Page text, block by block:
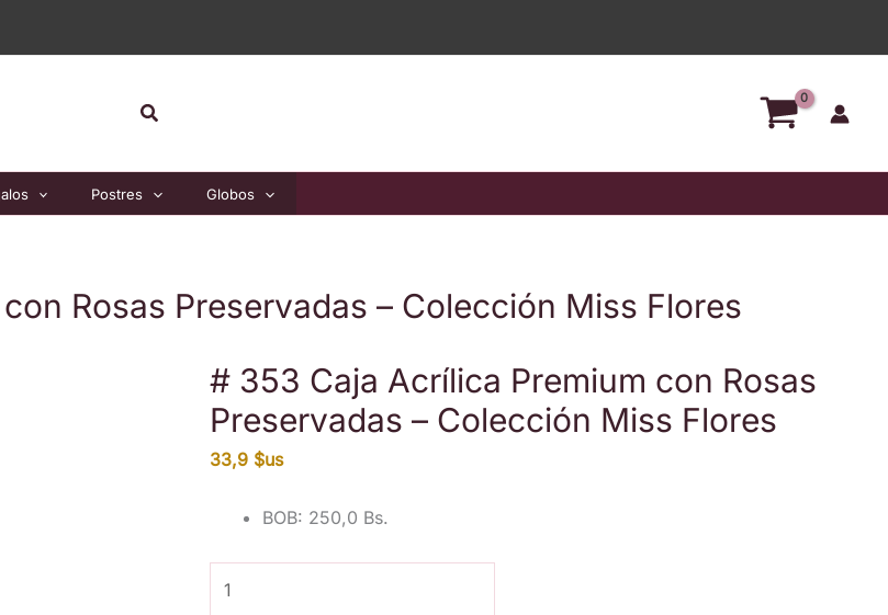
Buscar
Postres Globos
Rosas Preservadas – Colección Miss Flores
# 353 Caja Acrílica Premium con Rosas
Preservadas – Colección Miss Flores
33,9 $us
BOB: 250,0 Bs.
353
con
Colección
Flores